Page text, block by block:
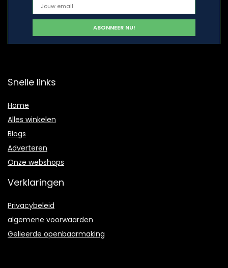
Snelle links
Home
Alles winkelen
Blogs
Adverteren
Onze webshops
Verklaringen
Privacybeleid
algemene voorwaarden
Gelieerde openbaarmaking